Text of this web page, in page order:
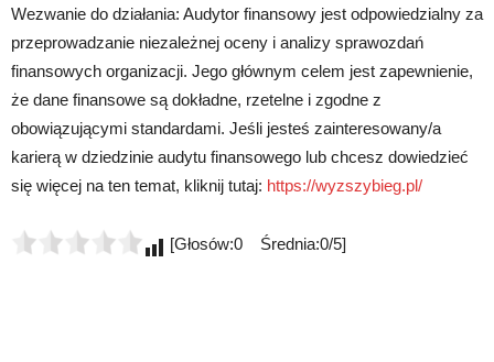
Wezwanie do działania: Audytor finansowy jest odpowiedzialny za
przeprowadzanie niezależnej oceny i analizy sprawozdań
finansowych organizacji. Jego głównym celem jest zapewnienie,
że dane finansowe są dokładne, rzetelne i zgodne z
obowiązującymi standardami. Jeśli jesteś zainteresowany/a
karierą w dziedzinie audytu finansowego lub chcesz dowiedzieć
się więcej na ten temat, kliknij tutaj: https://wyzszybieg.pl/
[Głosów:0 Średnia:0/5]